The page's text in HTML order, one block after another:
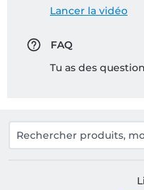
Lancer la vidéo
FAQ
Tu as des